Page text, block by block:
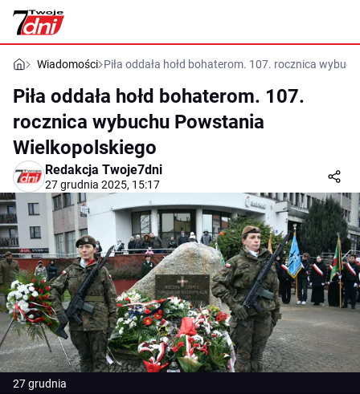
Wiadomości Piła oddała hołd bohaterom. 107. rocznica
Piła oddała hołd bohaterom. 107.
rocznica wybuchu Powstania
Wielkopolskiego
Redakcja Twoje7dni
27 grudnia 2025, 15:17
27 grudnia